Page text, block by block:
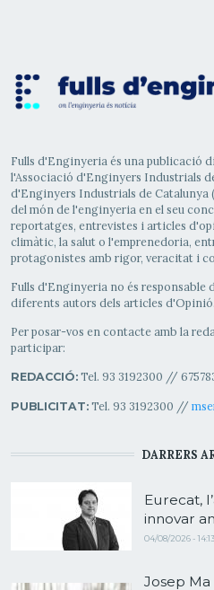
Fulls d'Enginyeria és una publicació
l'Associació d'Enginyers Industrials
d'Enginyers Industrials de
del món de l'enginyeria en el seu
reportatges, entrevistes i articles
climàtic, la salut o l'emprenedoria,
protagonistes amb rigor, veracitat i
Fulls d'Enginyeria no és responsable
diferents autors dels articles d'Opinió.
Per posar-vos en contacte amb la
participar:
REDACCIÓ:Tel. 93 3192300 //
PUBLICITAT:Tel. 93 3192300 //
DARRERS
Eurecat,
innovar
04/08/2026 - 14:13
Josep Ma